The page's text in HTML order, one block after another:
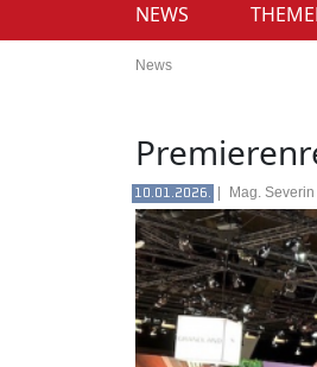
NEWS
News
10.01.2026. Mag. Severin